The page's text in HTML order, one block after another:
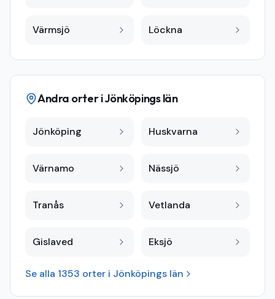
Värmsjö Löckna
Andra orter iJönköpings län
Jönköping Huskvarna
Värnamo Nässjö
Tranås Vetlanda
Gislaved Eksjö
Se alla 1353 orter i Jönköpings län